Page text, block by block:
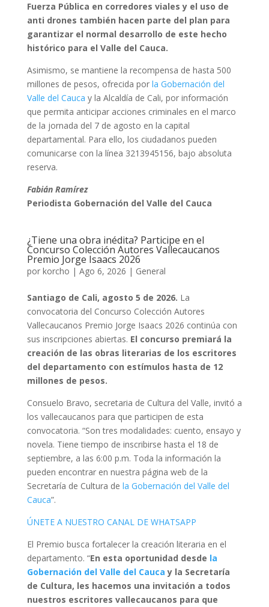
Fuerza Pública en corredores viales y el uso de
anti drones también hacen parte del plan para
garantizar el normal desarrollo de este hecho
histórico para el Valle del Cauca.
Asimismo, se mantiene la recompensa de hasta 500
millones de pesos, ofrecida por la Gobernación del
Valle del Cauca y la Alcaldía de Cali, por información
que permita anticipar acciones criminales en el marco
de la jornada del 7 de agosto en la capital
departamental. Para ello, los ciudadanos pueden
comunicarse con la línea 3213945156, bajo absoluta
reserva.
Fabián Ramírez
Periodista Gobernación del Valle del Cauca
¿Tiene una obra inédita? Participe en el
Concurso Colección Autores Vallecaucanos
Premio Jorge Isaacs 2026
por korcho | Ago 6, 2026 | General
Santiago de Cali, agosto 5 de 2026. La
convocatoria del Concurso Colección Autores
Vallecaucanos Premio Jorge Isaacs 2026 continúa con
sus inscripciones abiertas. El concurso premiará la
creación de las obras literarias de los escritores
del departamento con estímulos hasta de 12
millones de pesos.
Consuelo Bravo, secretaria de Cultura del Valle, invitó a
los vallecaucanos para que participen de esta
convocatoria. “Son tres modalidades: cuento, ensayo y
novela. Tiene tiempo de inscribirse hasta el 18 de
septiembre, a las 6:00 p.m. Toda la información la
pueden encontrar en nuestra página web de la
Secretaría de Cultura de la Gobernación del Valle del
Cauca”.
ÚNETE A NUESTRO CANAL DE WHATSAPP
El Premio busca fortalecer la creación literaria en el
departamento. “En esta oportunidad desde la
Gobernación del Valle del Cauca y la Secretaría
de Cultura, les hacemos una invitación a todos
nuestros escritores vallecaucanos para que